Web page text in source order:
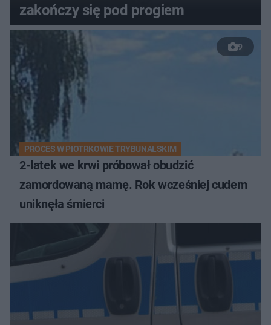
zakończy się pod progiem
9
PROCES W PIOTRKOWIE TRYBUNALSKIM
2-latek we krwi próbował obudzić
zamordowaną mamę. Rok wcześniej cudem
uniknęła śmierci